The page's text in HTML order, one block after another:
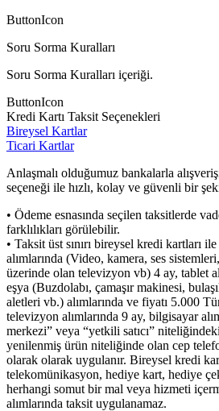
ButtonIcon
Soru Sorma Kuralları
Soru Sorma Kuralları içeriği.
ButtonIcon
Kredi Kartı Taksit Seçenekleri
Bireysel Kartlar
Ticari Kartlar
Anlaşmalı olduğumuz bankalarla
seçeneği ile hızlı, kolay ve güvenli bir
• Ödeme esnasında seçilen taksitlerde
farklılıkları görülebilir.
• Taksit üst sınırı bireysel kredi kartları
alımlarında (Video, kamera, ses
üzerinde olan televizyon vb) 4 ay, tablet
eşya (Buzdolabı, çamaşır makinesi,
aletleri vb.) alımlarında ve fiyatı 5.000
televizyon alımlarında 9 ay, bilgisayar
merkezi” veya “yetkili satıcı”
yenilenmiş ürün niteliğinde olan cep
olarak olarak uygulanır. Bireysel kredi
telekomünikasyon, hediye kart, hediye
herhangi somut bir mal veya hizmeti
alımlarında taksit uygulanamaz.